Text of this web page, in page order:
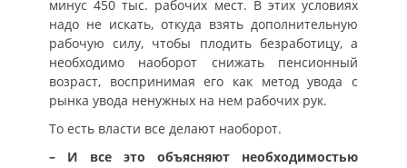
минус 450 тыс. рабочих мест. В этих условиях
надо не искать, откуда взять дополнительную
рабочую силу, чтобы плодить безработицу, а
необходимо наоборот снижать пенсионный
возраст, воспринимая его как метод увода с
рынка увода ненужных на нем рабочих рук.
То есть власти все делают наоборот.
– И все это объясняют необходимостью